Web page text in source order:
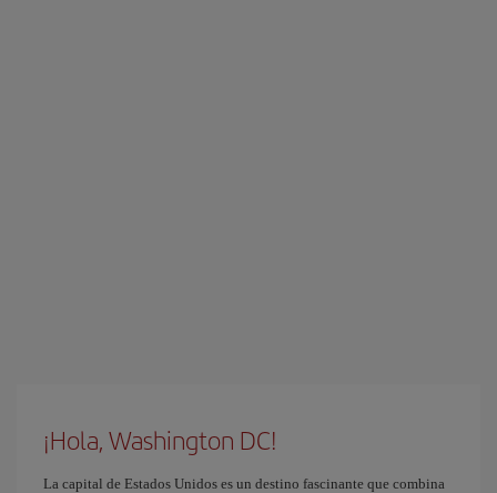
¡Hola, Washington DC!
La capital de Estados Unidos es un destino fascinante que combina